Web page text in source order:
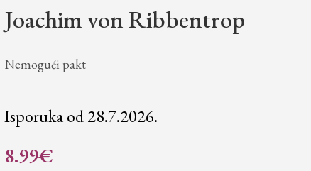
Joachim von Ribbentrop
Nemogući pakt
Isporuka od 28.7.2026.
8.99€